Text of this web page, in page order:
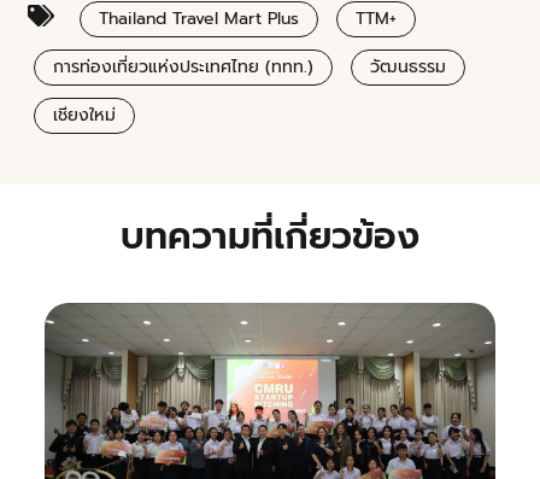
Thailand Travel Mart Plus
TTM+
การท่องเที่ยวแห่งประเทศไทย (ททท.)
วัฒนธรรม
เชียงใหม่
บทความที่เกี่ยวข้อง